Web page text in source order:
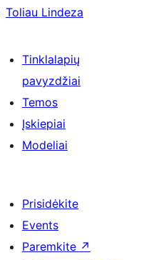
Toliau Lindeza
Tinklalapių
pavyzdžiai
Temos
Įskiepiai
Modeliai
Prisidėkite
Events
Paremkite ↗